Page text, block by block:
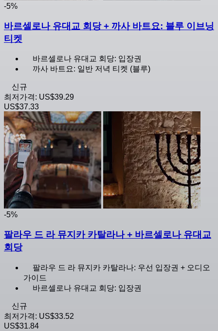
-5%
바르셀로나 유대교 회당 + 까사 바트요: 블루 이브닝
티켓
바르셀로나 유대교 회당: 입장권
까사 바트요: 일반 저녁 티켓 (블루)
신규
최저가격: US$39.29
US$37.33
-5%
팔라우 드 라 뮤지카 카탈라나 + 바르셀로나 유대교
회당
팔라우 드 라 뮤지카 카탈라나: 우선 입장권 + 오디오
가이드
바르셀로나 유대교 회당: 입장권
신규
최저가격: US$33.52
US$31.84